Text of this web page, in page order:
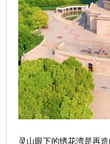
灵山眼下的绣花湾是再